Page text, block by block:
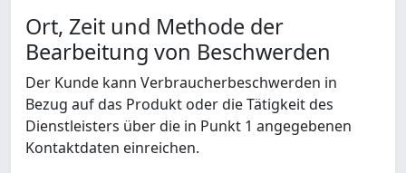
Ort, Zeit und Methode der
Bearbeitung von Beschwerden
Der Kunde kann Verbraucherbeschwerden in
Bezug auf das Produkt oder die Tätigkeit des
Dienstleisters über die in Punkt 1 angegebenen
Kontaktdaten einreichen.